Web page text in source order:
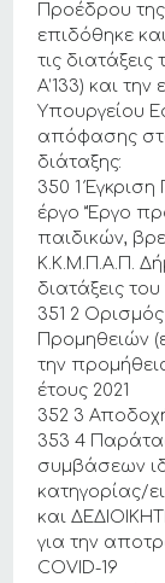
Προέδρου
επιδόθηκε
τις
Α’133) και
Υπουργείου
απόφασης
διάταξης:
350 1
έργο “Έργο
παιδικών,
Κ.Κ.Μ.Π.Α.Π.
διατάξεις
351 2
Προμηθειών
την
έτους 2021
352 3
353 4
συμβάσεων
κατηγορίας/
και
για την
COVID-19